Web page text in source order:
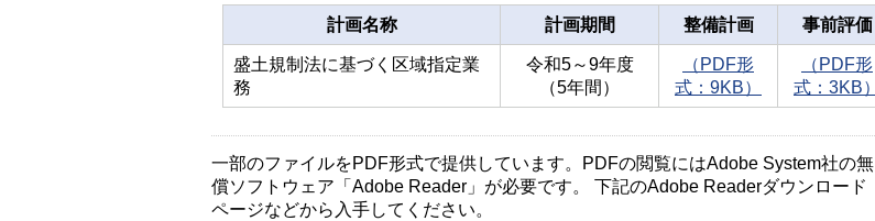
計画名称 計画期間 整備計画 事前評価
盛土規制法に基づく区域指定業
務
令和5～9年度
（5年間）
（PDF形
式：9KB）
（PDF形
式：3KB）
一部のファイルをPDF形式で提供しています。PDFの閲覧にはAdobe System社の無
償ソフトウェア「Adobe Reader」が必要です。 下記のAdobe Readerダウンロード
ページなどから入手してください。